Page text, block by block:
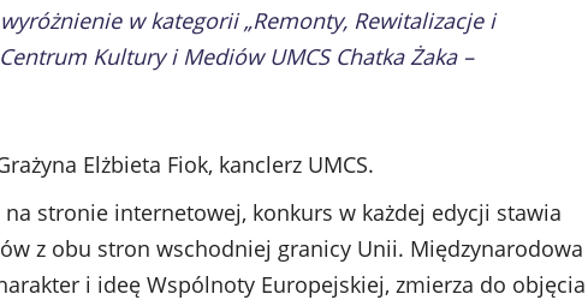
w kategorii „Remonty, Rewitalizacje i
Kultury i Mediów UMCS Chatka Żaka –
Elżbieta Fiok, kanclerz UMCS.
stronie internetowej, konkurs w każdej edycji stawia
z obu stron wschodniej granicy Unii. Międzynarodowa
i ideę Wspólnoty Europejskiej, zmierza do objęcia